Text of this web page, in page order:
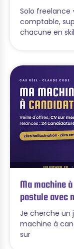
Solo freelance
comptable,
chacune en
Ma machine
postule avec
Je cherche un
machine à
sur